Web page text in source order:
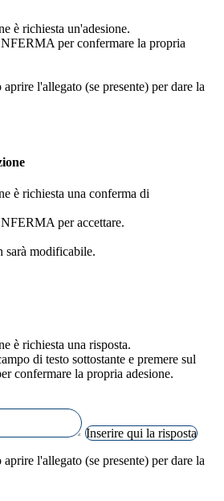
è richiesta un'adesione.
per confermare la propria
l'allegato (se presente) per dare la
è richiesta una conferma di
per accettare.
sarà modificabile.
è richiesta una risposta.
di testo sottostante e premere sul
confermare la propria adesione.
Inserire qui la risposta
l'allegato (se presente) per dare la